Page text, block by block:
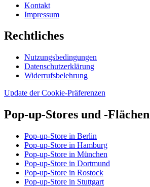
Kontakt
Impressum
Rechtliches
Nutzungsbedingungen
Datenschutzerklärung
Widerrufsbelehrung
Update der Cookie-Präferenzen
Pop-up-Stores und -Flächen
Pop-up-Store in Berlin
Pop-up-Store in Hamburg
Pop-up-Store in München
Pop-up-Store in Dortmund
Pop-up-Store in Rostock
Pop-up-Store in Stuttgart